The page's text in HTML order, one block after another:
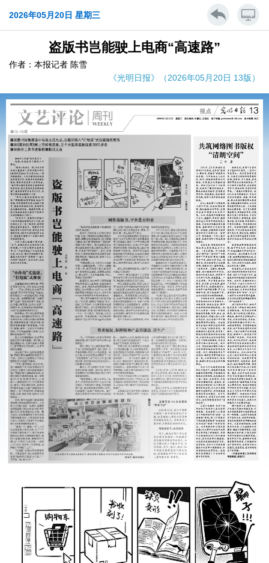
2026年05月20日 星期三
盗版书岂能驶上电商“高速路”
作者：本报记者 陈雪
《光明日报》（2026年05月20日 13版）